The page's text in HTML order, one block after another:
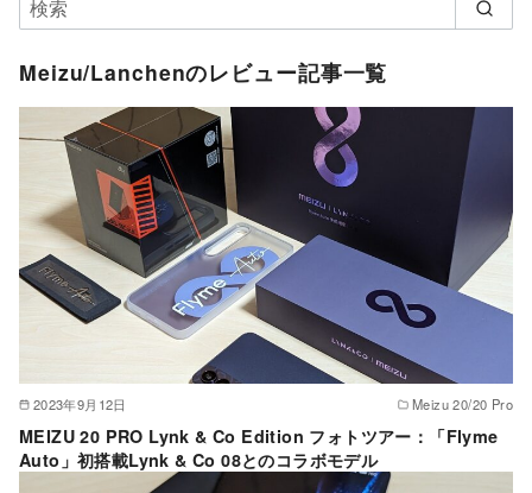
Meizu/Lanchenのレビュー記事一覧
2023年9月12日 Meizu 20/20 Pro
MEIZU 20 PRO Lynk & Co Edition フォトツアー：「Flyme
Auto」初搭載Lynk & Co 08とのコラボモデル